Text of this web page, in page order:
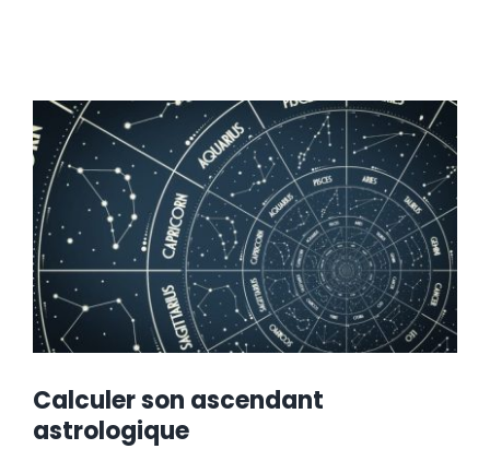
Calculer son ascendant
astrologique